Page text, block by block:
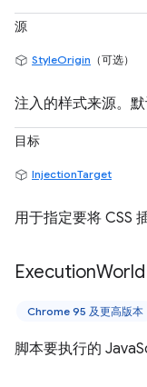
源
StyleOrigin （可选）
注入的样式来源。
目标
InjectionTarget
用于指定要将 CSS
ExecutionWorld
Chrome 95 及更高版本
脚本要执行的